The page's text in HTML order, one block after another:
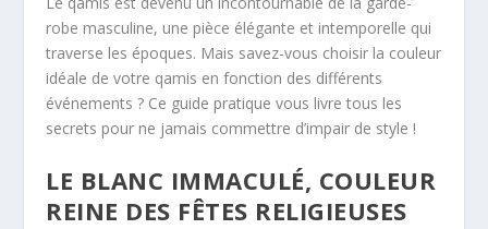
robe masculine, une pièce élégante et intemporelle qui
traverse les époques. Mais savez-vous choisir la couleur
idéale de votre qamis en fonction des différents
événements ? Ce guide pratique vous livre tous les
secrets pour ne jamais commettre d’impair de style !
LE BLANC IMMACULÉ, COULEUR
REINE DES FÊTES RELIGIEUSES